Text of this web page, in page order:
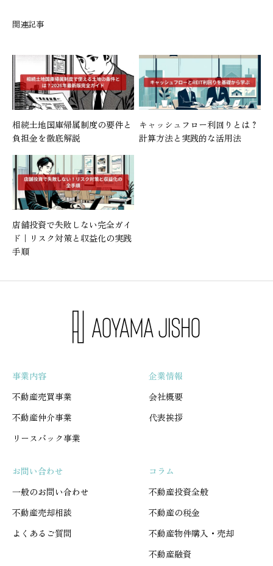
関連記事
相続土地国庫帰属制度の要件と
負担金を徹底解説
キャッシュフロー利回りとは？
計算方法と実践的な活用法
店舗投資で失敗しない完全ガイ
ド｜リスク対策と収益化の実践
手順
事業内容
不動産売買事業
不動産仲介事業
リースバック事業
企業情報
会社概要
代表挨拶
お問い合わせ
一般のお問い合わせ
不動産売却相談
よくあるご質問
コラム
不動産投資全般
不動産の税金
不動産物件購入・売却
不動産融資